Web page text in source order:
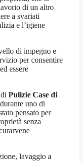
di un altro
a svariati
e l’igiene
di impegno e
per consentire
essere
Pulizie Case di
uno di
pensato per
senza
lavaggio a